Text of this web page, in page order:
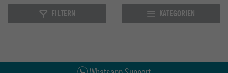
FILTERN KATEGORIEN